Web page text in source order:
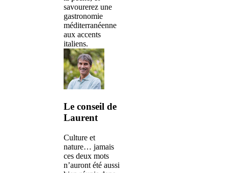
savourerez une
gastronomie
méditerranéenne
aux accents
italiens.
Le conseil de
Laurent
Culture et
nature… jamais
ces deux mots
n’auront été aussi